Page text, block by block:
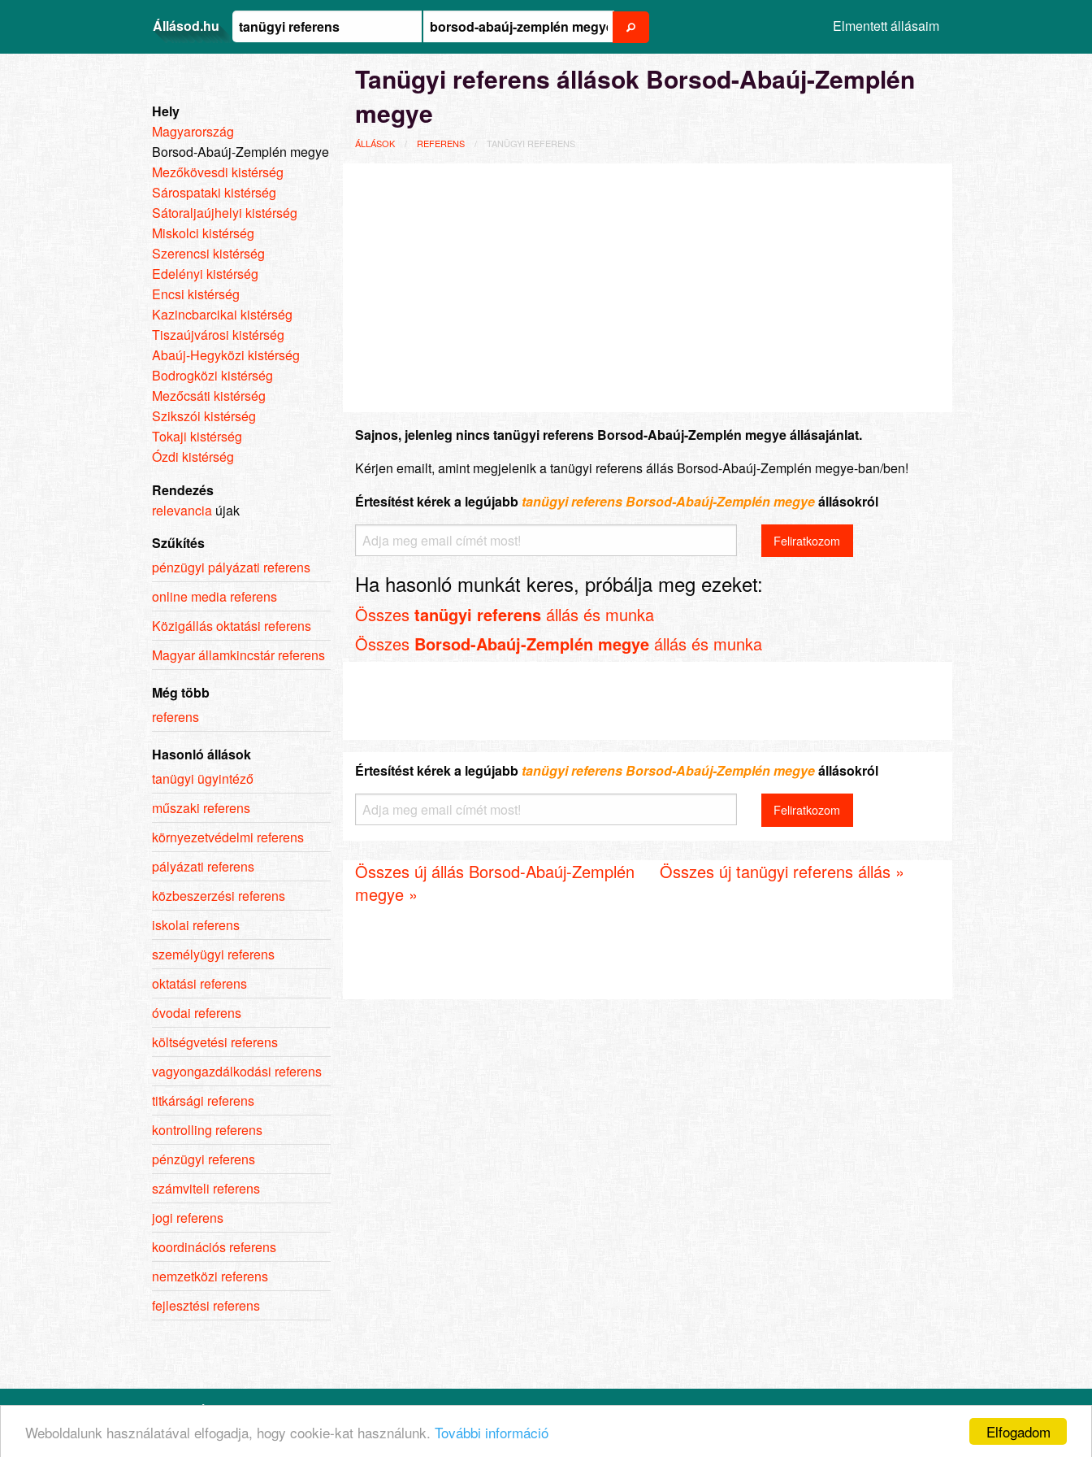
Elfogadom
Weboldalunk használatával elfogadja, hogy cookie-kat használunk. További információ
Állásod.hu Elmentett állásaim
Tanügyi referens állások Borsod-Abaúj-Zemplén
megye
ÁLLÁSOK REFERENS TANÜGYI REFERENS
Sajnos, jelenleg nincs tanügyi referens Borsod-Abaúj-Zemplén megye állásajánlat.
Kérjen emailt, amint megjelenik a tanügyi referens állás Borsod-Abaúj-Zemplén megye-ban/ben!
Értesítést kérek a legújabb tanügyi referens Borsod-Abaúj-Zemplén megyeállásokról
Ha hasonló munkát keres, próbálja meg ezeket:
Összes tanügyi referens állás és munka
Összes Borsod-Abaúj-Zemplén megye állás és munka
Értesítést kérek a legújabb tanügyi referens Borsod-Abaúj-Zemplén megyeállásokról
Összes új állás Borsod-Abaúj-Zemplén
megye »
Összes új tanügyi referens állás »
Hely
Magyarország
Borsod-Abaúj-Zemplén megye
Mezőkövesdi kistérség
Sárospataki kistérség
Sátoraljaújhelyi kistérség
Miskolci kistérség
Szerencsi kistérség
Edelényi kistérség
Encsi kistérség
Kazincbarcikai kistérség
Tiszaújvárosi kistérség
Abaúj-Hegyközi kistérség
Bodrogközi kistérség
Mezőcsáti kistérség
Szikszói kistérség
Tokaji kistérség
Ózdi kistérség
Rendezés
relevancia újak
Szűkítés
pénzügyi pályázati referens
online media referens
Közigállás oktatási referens
Magyar államkincstár referens
Még több
referens
Hasonló állások
tanügyi ügyintéző
műszaki referens
környezetvédelmi referens
pályázati referens
közbeszerzési referens
iskolai referens
személyügyi referens
oktatási referens
óvodai referens
költségvetési referens
vagyongazdálkodási referens
titkársági referens
kontrolling referens
pénzügyi referens
számviteli referens
jogi referens
koordinációs referens
nemzetközi referens
fejlesztési referens
© 2026 Állásod.hu Kapcsolat Adatkezelési tájékoztató Felhasználási feltételek Cookie szabályzat
Impresszum
Állástrend